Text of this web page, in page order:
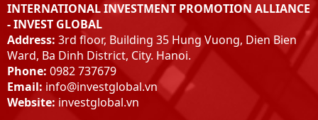
INTERNATIONAL INVESTMENT PROMOTION ALLIANCE
- INVEST GLOBAL
Address: 3rd floor, Building 35 Hung Vuong, Dien Bien
Ward, Ba Dinh District, City. Hanoi.
Phone: 0982 737679
Email: info@investglobal.vn
Website: investglobal.vn